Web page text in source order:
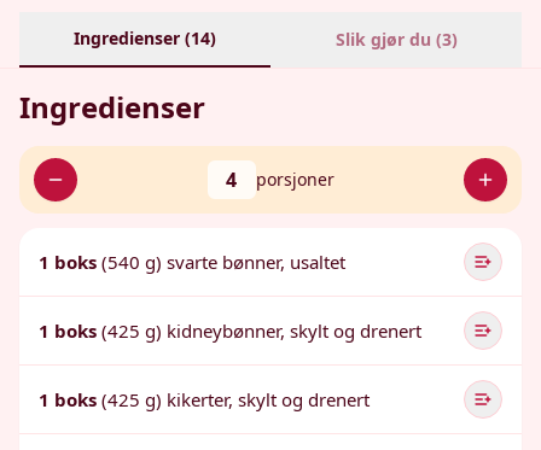
Ingredienser (14) Slik gjør du (3)
Ingredienser
4 porsjoner
1 boks (540 g) svarte bønner, usaltet
1 boks (425 g) kidneybønner, skylt og drenert
1 boks (425 g) kikerter, skylt og drenert